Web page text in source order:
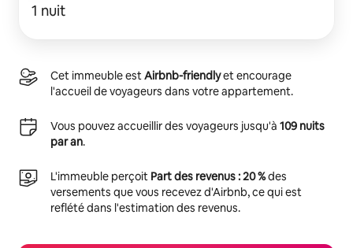
1 nuit
Cet immeuble estAirbnb-friendlyet encourage
l'accueil de voyageurs dans votre appartement.
Vous pouvez accueillir des voyageurs jusqu'à 109 nuits
par an.
L'immeuble perçoit Part des revenus : 20 %des
versements que vous recevez d'Airbnb, ce qui est
reflété dans l'estimation des revenus.